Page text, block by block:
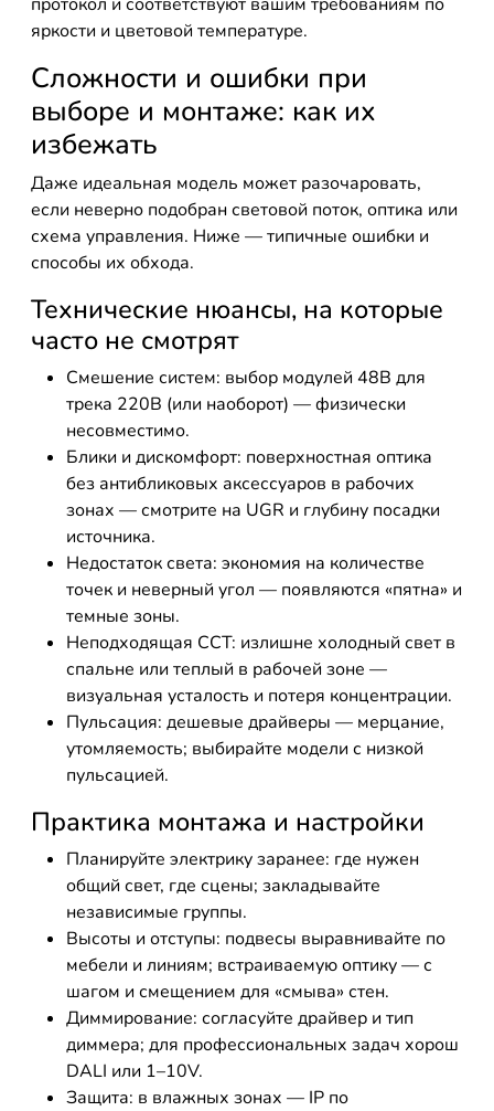
яркости и цветовой температуре.
Сложности и ошибки при
выборе и монтаже: как их
избежать
Даже идеальная модель может разочаровать,
если неверно подобран световой поток, оптика или
схема управления. Ниже — типичные ошибки и
способы их обхода.
Технические нюансы, на которые
часто не смотрят
Смешение систем: выбор модулей 48В для
трека 220В (или наоборот) — физически
несовместимо.
Блики и дискомфорт: поверхностная оптика
без антибликовых аксессуаров в рабочих
зонах — смотрите на UGR и глубину посадки
источника.
Недостаток света: экономия на количестве
точек и неверный угол — появляются «пятна» и
темные зоны.
Неподходящая CCT: излишне холодный свет в
спальне или теплый в рабочей зоне —
визуальная усталость и потеря концентрации.
Пульсация: дешевые драйверы — мерцание,
утомляемость; выбирайте модели с низкой
пульсацией.
Практика монтажа и настройки
Планируйте электрику заранее: где нужен
общий свет, где сцены; закладывайте
независимые группы.
Высоты и отступы: подвесы выравнивайте по
мебели и линиям; встраиваемую оптику — с
шагом и смещением для «смыва» стен.
Диммирование: согласуйте драйвер и тип
диммера; для профессиональных задач хорош
DALI или 1–10V.
Защита: в влажных зонах — IP по